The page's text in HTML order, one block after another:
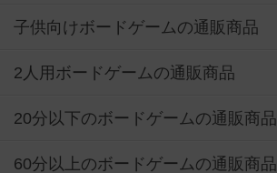
子供向けボードゲームの通販商品
2人用ボードゲームの通販商品
20分以下のボードゲームの通販商品
60分以上のボードゲームの通販商品